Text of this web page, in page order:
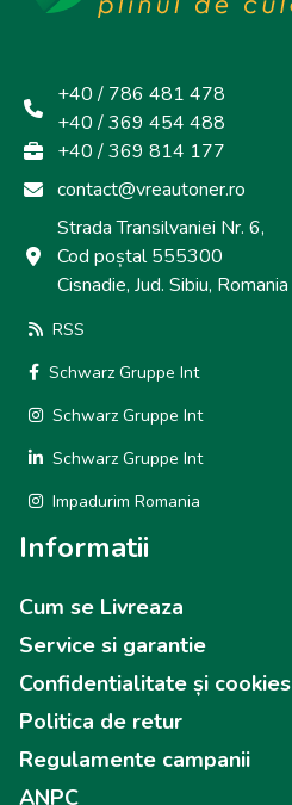
+40 / 786 481 478
+40 / 369 454 488
+40 / 369 814 177
contact@vreautoner.ro
Strada Transilvaniei Nr. 6,
Cod poștal 555300
Cisnadie, Jud. Sibiu, Romania
RSS
Schwarz Gruppe Int
Schwarz Gruppe Int
Schwarz Gruppe Int
Impadurim Romania
Informatii
Cum se Livreaza
Service si garantie
Confidentialitate și cookies
Politica de retur
Regulamente campanii
ANPC